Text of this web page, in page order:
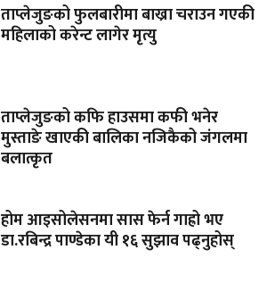
ताप्लेजुङको फुलबारीमा बाख्रा चराउन गएकी
महिलाको करेन्ट लागेर मृत्यु
ताप्लेजुङको कफि हाउसमा कफी भनेर
मुस्ताङे खाएकी बालिका नजिकैको जंगलमा
बलात्कृत
होम आइसोलेसनमा सास फेर्न गाह्रो भए
डा.रबिन्द्र पाण्डेका यी १६ सुझाव पढ्नुहोस्